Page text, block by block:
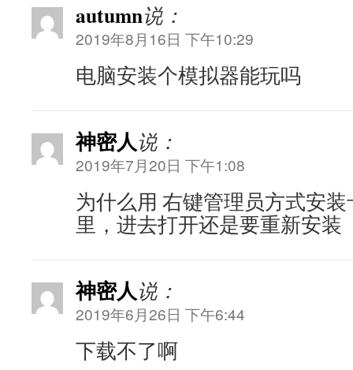
autumn说：
2019年8月16日 下午10:29
电脑安装个模拟器能玩吗
神密人说：
2019年7月20日 下午1:08
为什么用 右键管理员方式安
里，进去打开还是要重新安装
神密人说：
2019年6月26日 下午6:44
下载不了啊